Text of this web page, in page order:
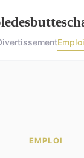
Emploi
EMPLOI